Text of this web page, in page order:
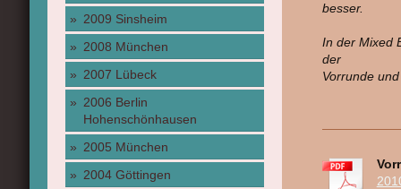
besser.
In der Mixed
der
Vorrunde
2009 Sinsheim
2008 München
2007 Lübeck
2006 Berlin
Hohenschönhausen
2005 München
2004 Göttingen